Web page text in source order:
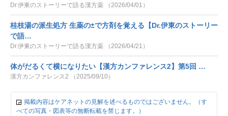
Dr.伊東のストーリーで語る漢方薬 （2026/04/01）
桂枝湯の派生処方 生薬の±で方剤を覚える【Dr.伊東のストーリー
で語…
Dr.伊東のストーリーで語る漢方薬 （2026/04/21）
体がだるくて横になりたい【漢方カンファレンス2】第5回 …
漢方カンファレンス2 （2025/09/10）
掲載内容はケアネットの見解を述べるものではございません。（す
べての写真・図表等の無断転載を禁じます。）